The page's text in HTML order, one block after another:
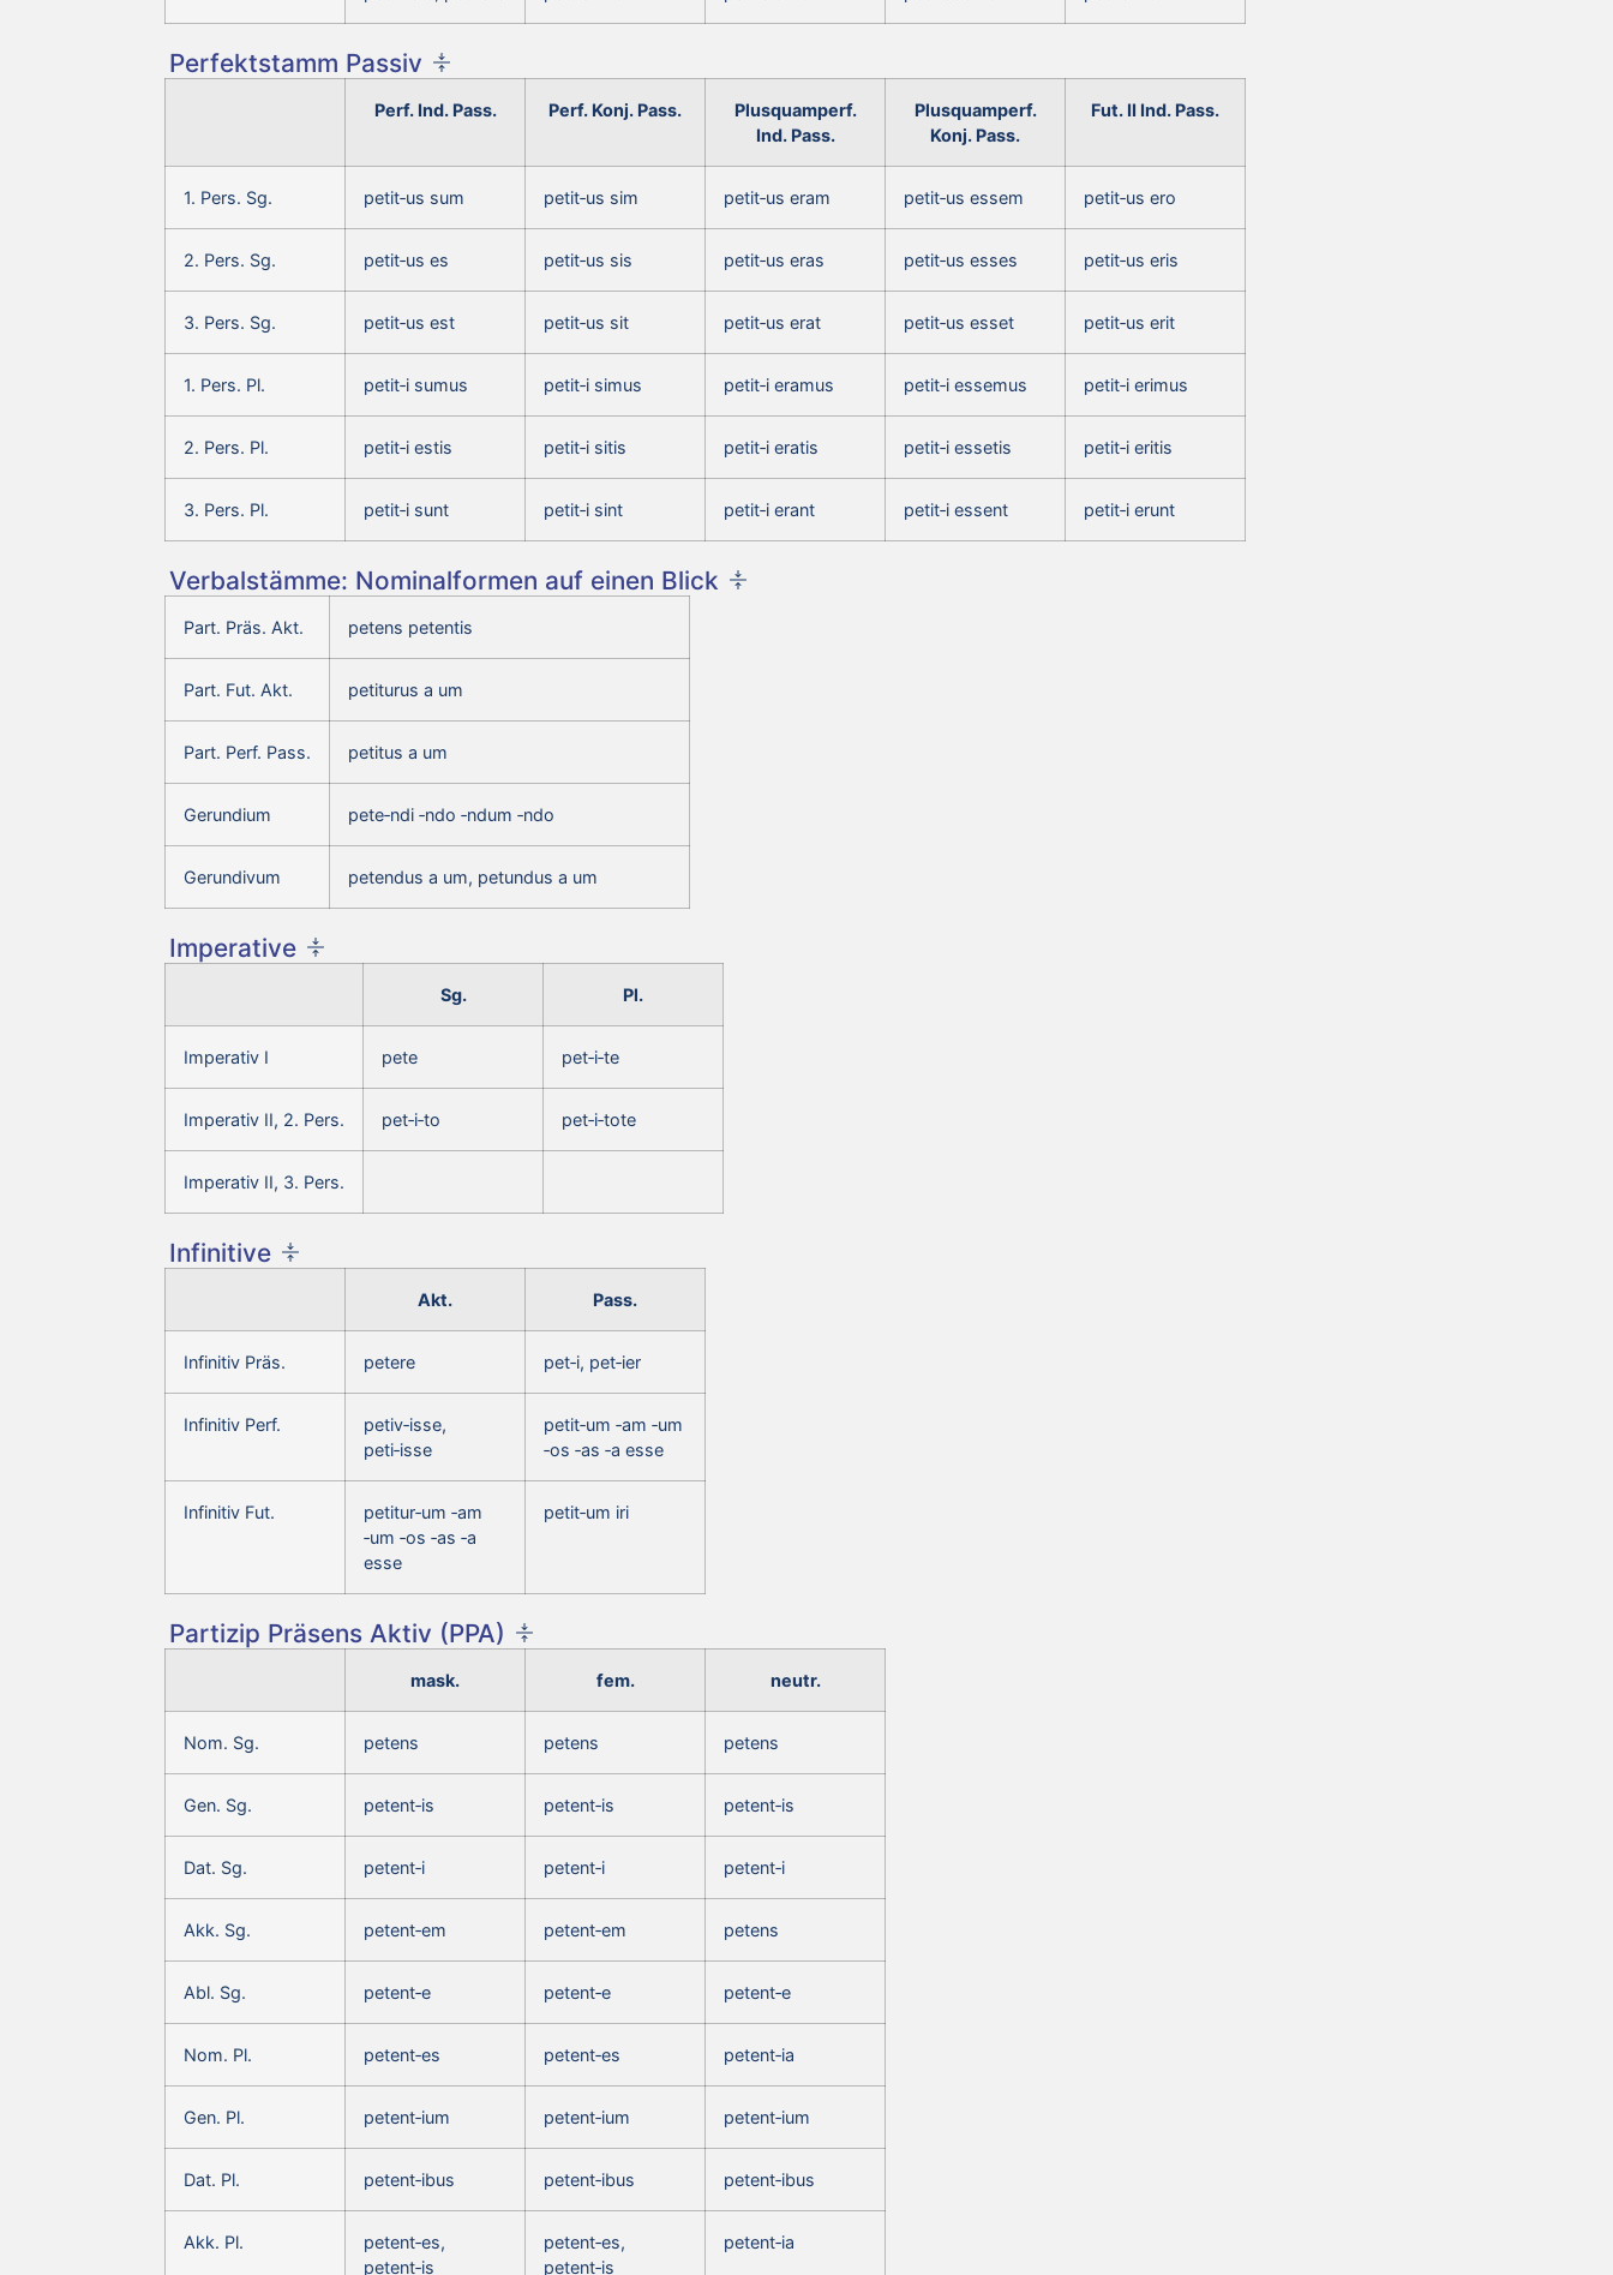
Perfektstamm Passiv
Perf. Ind. Pass. Perf. Konj. Pass.
Plusquamperf.
Ind. Pass.
Plusquamperf.
Konj. Pass.
Fut. II Ind. Pass.
1. Pers. Sg. petit‑us sum petit‑us sim petit‑us eram petit‑us essem petit‑us ero
2. Pers. Sg. petit‑us es petit‑us sis petit‑us eras petit‑us esses petit‑us eris
3. Pers. Sg. petit‑us est petit‑us sit petit‑us erat petit‑us esset petit‑us erit
1. Pers. Pl. petit‑i sumus petit‑i simus petit‑i eramus petit‑i essemus petit‑i erimus
2. Pers. Pl. petit‑i estis petit‑i sitis petit‑i eratis petit‑i essetis petit‑i eritis
3. Pers. Pl. petit‑i sunt petit‑i sint petit‑i erant petit‑i essent petit‑i erunt
Verbalstämme: Nominalformen auf einen Blick
Part. Präs. Akt. petens petentis
Part. Fut. Akt. petiturus a um
Part. Perf. Pass. petitus a um
Gerundium pete‑ndi ‑ndo ‑ndum ‑ndo
Gerundivum petendus a um, petundus a um
Imperative
Sg. Pl.
Imperativ I pete pet‑i‑te
Imperativ II, 2. Pers. pet‑i‑to pet‑i‑tote
Imperativ II, 3. Pers.
Infinitive
Akt. Pass.
Infinitiv Präs. petere pet‑i, pet‑ier
Infinitiv Perf.
petiv‑isse,
peti‑isse
petit‑um ‑am ‑um
‑os ‑as ‑a esse
Infinitiv Fut.
petitur‑um ‑am
‑um ‑os ‑as ‑a
esse
petit‑um iri
Partizip Präsens Aktiv (PPA)
mask. fem. neutr.
Nom. Sg. petens petens petens
Gen. Sg. petent‑is petent‑is petent‑is
Dat. Sg. petent‑i petent‑i petent‑i
Akk. Sg. petent‑em petent‑em petens
Abl. Sg. petent‑e petent‑e petent‑e
Nom. Pl. petent‑es petent‑es petent‑ia
Gen. Pl. petent‑ium petent‑ium petent‑ium
Dat. Pl. petent‑ibus petent‑ibus petent‑ibus
Akk. Pl.
petent‑es,
petent‑is
petent‑es,
petent‑is
petent‑ia